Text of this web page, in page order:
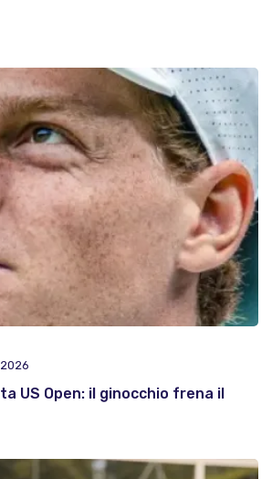
US Open: il ginocchio frena il